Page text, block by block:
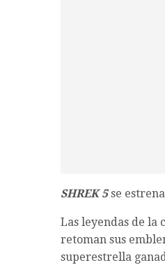
SHREK 5se
Las leyendas de la
retoman sus
superestrella